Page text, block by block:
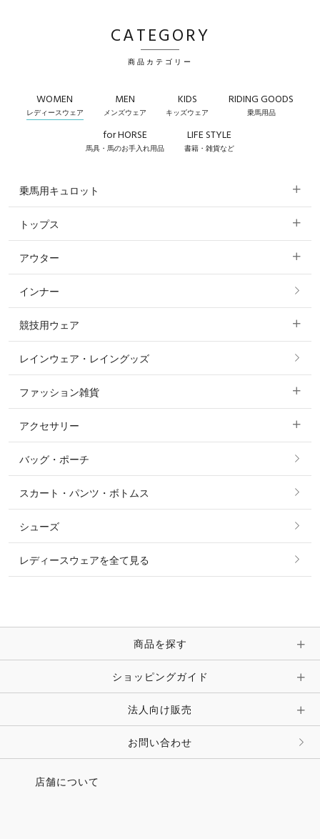
CATEGORY
商品カテゴリー
WOMEN
レディースウェア
MEN
メンズウェア
KIDS
キッズウェア
RIDING GOODS
乗馬用品
for HORSE
馬具・馬のお手入れ用品
LIFE STYLE
書籍・雑貨など
乗馬用キュロット
すべてのキュロット
フルグリップ・尻革 キュロット
ニーグリップ・膝革 キュロット
トップス
すべてのトップス
ポロシャツ
カットソー・Tシャツ・タンクトップ
パーカー・トレーナー・スウェット
ニット・セーター
シャツ・ブラウス・ワンピース
アウター
すべてのアウター
コート
ジャケット・ブルゾン
その他 アウター
インナー
競技用ウェア
すべての競技用ウェア
ショージャケット
ショーシャツ
レインウェア・レイングッズ
ファッション雑貨
すべてのファッション雑貨
ソックス
ベルト
マフラー・スカーフ・ストール・スヌード
時計・財布・キーケース・革小物
キーホルダー・チャーム・ストラップ
アクセサリー
すべてのアクセサリー
リング
ピアス・イヤリング
ピン・ブローチ・コサージュ
その他 アクセサリー
バッグ・ポーチ
スカート・パンツ・ボトムス
シューズ
レディースウェアを全て見る
商品を探す
ショッピングガイド
法人向け販売
お問い合わせ
店舗について